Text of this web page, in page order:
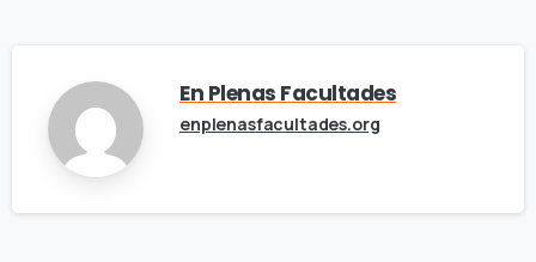
En Plenas Facultades
enplenasfacultades.org